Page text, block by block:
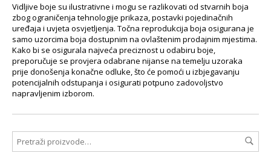
Vidljive boje su ilustrativne i mogu se razlikovati od stvarnih boja
zbog ograničenja tehnologije prikaza, postavki pojedinačnih
uređaja i uvjeta osvjetljenja. Točna reprodukcija boja osigurana je
samo uzorcima boja dostupnim na ovlaštenim prodajnim mjestima.
Kako bi se osigurala najveća preciznost u odabiru boje,
preporučuje se provjera odabrane nijanse na temelju uzoraka
prije donošenja konačne odluke, što će pomoći u izbjegavanju
potencijalnih odstupanja i osigurati potpuno zadovoljstvo
napravljenim izborom.